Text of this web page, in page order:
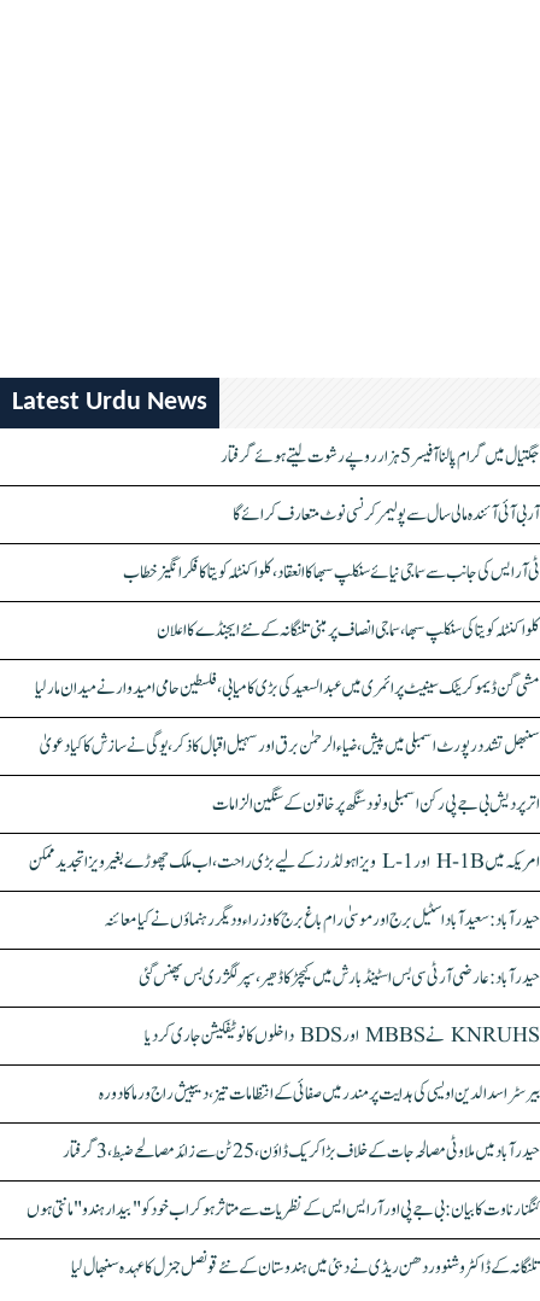
Latest Urdu News
جگتیال میں گرام پالنا آفیسر 5 ہزار روپے رشوت لیتے ہوئے گرفتار
آر بی آئی آئندہ مالی سال سے پولیمر کرنسی نوٹ متعارف کرائے گا
ٹی آر ایس کی جانب سے سماجی نیائے سنکلپ سبھا کا انعقاد، کلواکنٹلہ کویتا کا فکر انگیز خطاب
کلواکنٹلہ کویتا کی سنکلپ سبھا، سماجی انصاف پر مبنی تلنگانہ کے نئے ایجنڈے کا اعلان
مشی گن ڈیموکریٹک سینیٹ پرائمری میں عبدالسعید کی بڑی کامیابی، فلسطین حامی امیدوار نے میدان مار لیا
سنبھل تشدد رپورٹ اسمبلی میں پیش، ضیاء الرحمٰن برق اور سہیل اقبال کا ذکر، یوگی نے سازش کا کیا دعویٰ
اتر پردیش بی جے پی رکن اسمبلی ونود سنگھ پر خاتون کے سنگین الزامات
امریکہ میں H-1B اور L-1 ویزا ہولڈرز کے لیے بڑی راحت، اب ملک چھوڑے بغیر ویزا تجدید ممکن
حیدرآباد: سعیدآباد اسٹیل برج اور موسیٰ رام باغ برج کا وزراء و دیگر رہنماؤں نے کیا معائنہ
حیدرآباد: عارضی آر ٹی سی بس اسٹینڈ بارش میں کیچڑ کا ڈھیر، سپر لگژری بس پھنس گئی
KNRUHS نے MBBS اور BDS داخلوں کا نوٹیفکیشن جاری کر دیا
بیرسٹر اسدالدین اویسی کی ہدایت پر مندر میں صفائی کے انتظامات تیز، دیپیش راج ورما کا دورہ
حیدرآباد میں ملاوٹی مصالحہ جات کے خلاف بڑا کریک ڈاؤن، 25 ٹن سے زائد مصالحے ضبط، 3 گرفتار
کنگنا رناوت کا بیان: بی جے پی اور آر ایس ایس کے نظریات سے متاثر ہو کر اب خود کو "بیدار ہندو" مانتی ہوں
تلنگانہ کے ڈاکٹر وشنو وردھن ریڈی نے دبئی میں ہندوستان کے نئے قونصل جنرل کا عہدہ سنبھال لیا